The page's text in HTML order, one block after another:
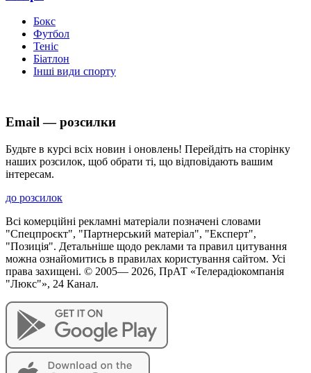
Бокс
Футбол
Теніс
Біатлон
Інші види спорту
Email — розсилки
Будьте в курсі всіх новин і оновлень! Перейдіть на сторінку
наших розсилок, щоб обрати ті, що відповідають вашим
інтересам.
до розсилок
Всі комерційні рекламні матеріали позначені словами
"Спецпроєкт", "Партнерський матеріал", "Експерт",
"Позиція". Детальніше щодо реклами та правил цитування
можна ознайомитись в правилах користування сайтом. Усі
права захищені. © 2005— 2026, ПрАТ «Телерадіокомпанія
"Люкс"», 24 Канал.